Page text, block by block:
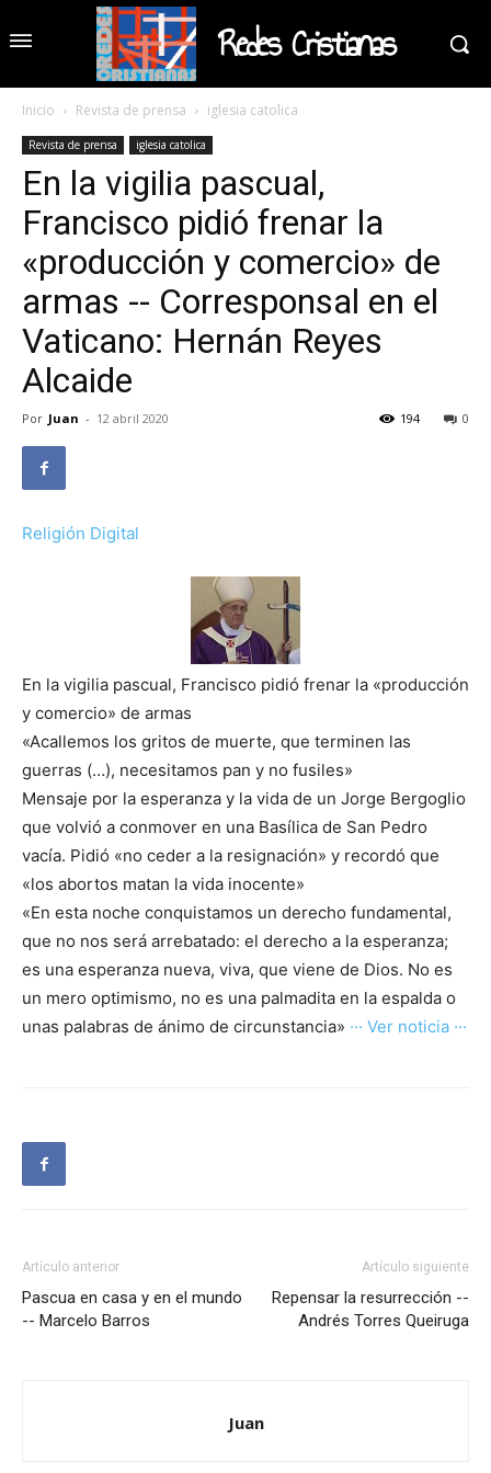
Redes Cristianas
Inicio Revista de prensa iglesia catolica
Revista de prensa iglesia catolica
En la vigilia pascual,
Francisco pidió frenar la
«producción y comercio» de
armas -- Corresponsal en el
Vaticano: Hernán Reyes
Alcaide
Por Juan - 12 abril 2020 0
194
Religión Digital
En la vigilia pascual, Francisco pidió frenar la «producción
y comercio» de armas
«Acallemos los gritos de muerte, que terminen las
guerras (…), necesitamos pan y no fusiles»
Mensaje por la esperanza y la vida de un Jorge Bergoglio
que volvió a conmover en una Basílica de San Pedro
vacía. Pidió «no ceder a la resignación» y recordó que
«los abortos matan la vida inocente»
«En esta noche conquistamos un derecho fundamental,
que no nos será arrebatado: el derecho a la esperanza;
es una esperanza nueva, viva, que viene de Dios. No es
un mero optimismo, no es una palmadita en la espalda o
unas palabras de ánimo de circunstancia» ··· Ver noticia ···
Artículo anterior
Pascua en casa y en el mundo
-- Marcelo Barros
Artículo siguiente
Repensar la resurrección --
Andrés Torres Queiruga
Juan